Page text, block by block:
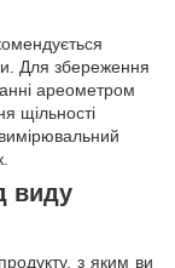
Для збереження
ареометром
щільності
виду
з яким ви